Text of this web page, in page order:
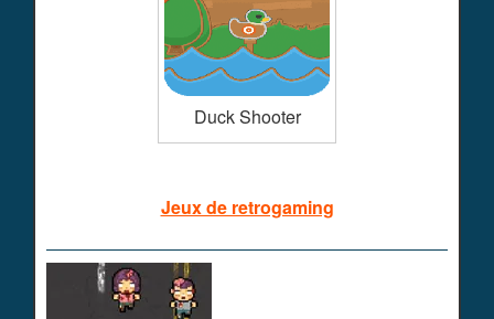
Duck Shooter
Jeux de retrogaming